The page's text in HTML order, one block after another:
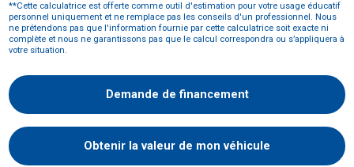
**Cette calculatrice est offerte comme outil d'estimation pour votre usage éducatif
personnel uniquement et ne remplace pas les conseils d'un professionnel. Nous
ne prétendons pas que l'information fournie par cette calculatrice soit exacte ni
complète et nous ne garantissons pas que le calcul correspondra ou s’appliquera à
votre situation.
Demande de financement
Obtenir la valeur de mon véhicule